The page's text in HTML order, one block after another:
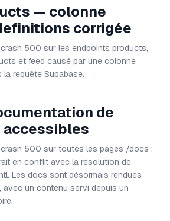
— colonne
corrigée
500 sur les endpoints products,
et feed causé par une colonne
la requête Supabase.
de
accessibles
500 sur toutes les pages /docs :
en conflit avec la résolution de
Les docs sont désormais rendues
avec un contenu servi depuis un